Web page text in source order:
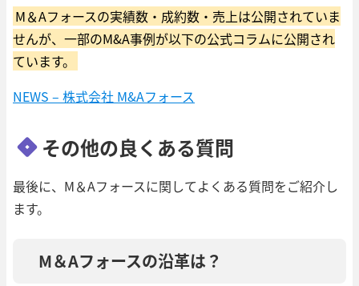
M＆Aフォースの実績数・成約数・売上は公開されていま
せんが、一部のM&A事例が以下の公式コラムに公開され
ています。
NEWS – 株式会社 M&Aフォース
その他の良くある質問
最後に、M＆Aフォースに関してよくある質問をご紹介し
ます。
M＆Aフォースの沿革は？